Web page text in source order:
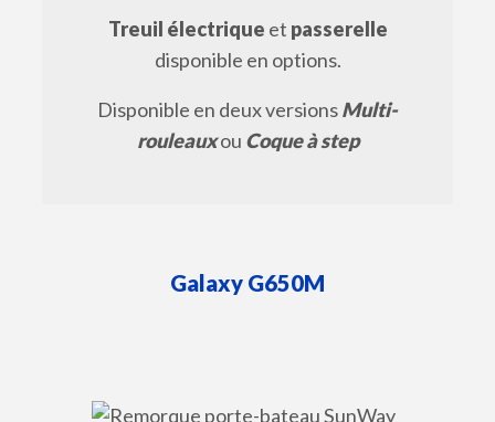
Treuil électrique et passerelle
disponible en options.
Disponible en deux versionsMulti-
rouleauxou Coque à step
Galaxy G650M